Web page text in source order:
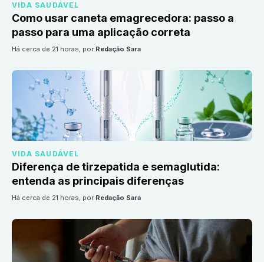
VIDA SAUDÁVEL
Como usar caneta emagrecedora: passo a
passo para uma aplicação correta
há cerca de 21 horas, por Redação Sara
VIDA SAUDÁVEL
Diferença de tirzepatida e semaglutida:
entenda as principais diferenças
há cerca de 21 horas, por Redação Sara